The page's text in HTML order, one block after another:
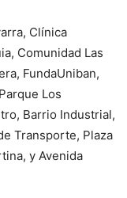
Clínica
Comunidad Las
FundaUniban,
Los
Barrio Industrial,
Transporte, Plaza
y Avenida